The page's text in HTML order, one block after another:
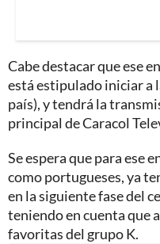
Cabe destacar que ese
está estipulado iniciar a
país), y tendrá la
principal de Caracol
Se espera que para ese
como portugueses, ya
en la siguiente fase del
teniendo en cuenta que
favoritas del grupo K.